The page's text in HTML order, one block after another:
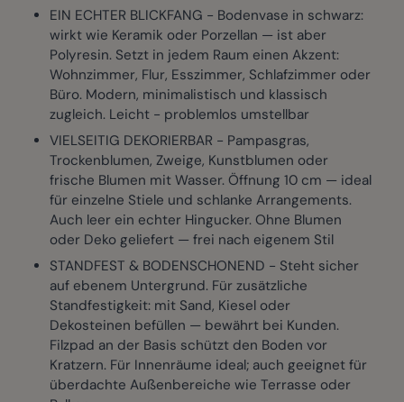
EIN ECHTER BLICKFANG - Bodenvase in schwarz:
wirkt wie Keramik oder Porzellan — ist aber
Polyresin. Setzt in jedem Raum einen Akzent:
Wohnzimmer, Flur, Esszimmer, Schlafzimmer oder
Büro. Modern, minimalistisch und klassisch
zugleich. Leicht - problemlos umstellbar
VIELSEITIG DEKORIERBAR - Pampasgras,
Trockenblumen, Zweige, Kunstblumen oder
frische Blumen mit Wasser. Öffnung 10 cm — ideal
für einzelne Stiele und schlanke Arrangements.
Auch leer ein echter Hingucker. Ohne Blumen
oder Deko geliefert — frei nach eigenem Stil
STANDFEST & BODENSCHONEND - Steht sicher
auf ebenem Untergrund. Für zusätzliche
Standfestigkeit: mit Sand, Kiesel oder
Dekosteinen befüllen — bewährt bei Kunden.
Filzpad an der Basis schützt den Boden vor
Kratzern. Für Innenräume ideal; auch geeignet für
überdachte Außenbereiche wie Terrasse oder